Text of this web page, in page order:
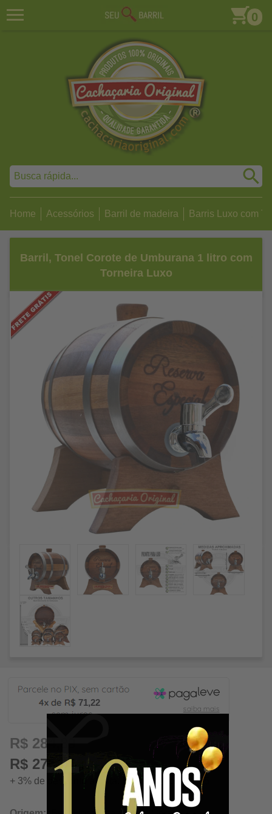
0
Home Acessórios Barril de madeira Barris Luxo com
Barril, Tonel Corote de Umburana 1 litro com
Torneira Luxo
71,22
R$ 284,89
R$ 276,34 à vista
+ 3% de desconto á vista. Economize: R$ 8,55